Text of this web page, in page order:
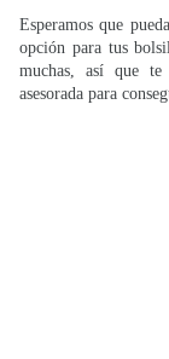
Esperamos que
opción para tus
muchas, así que te
asesorada para